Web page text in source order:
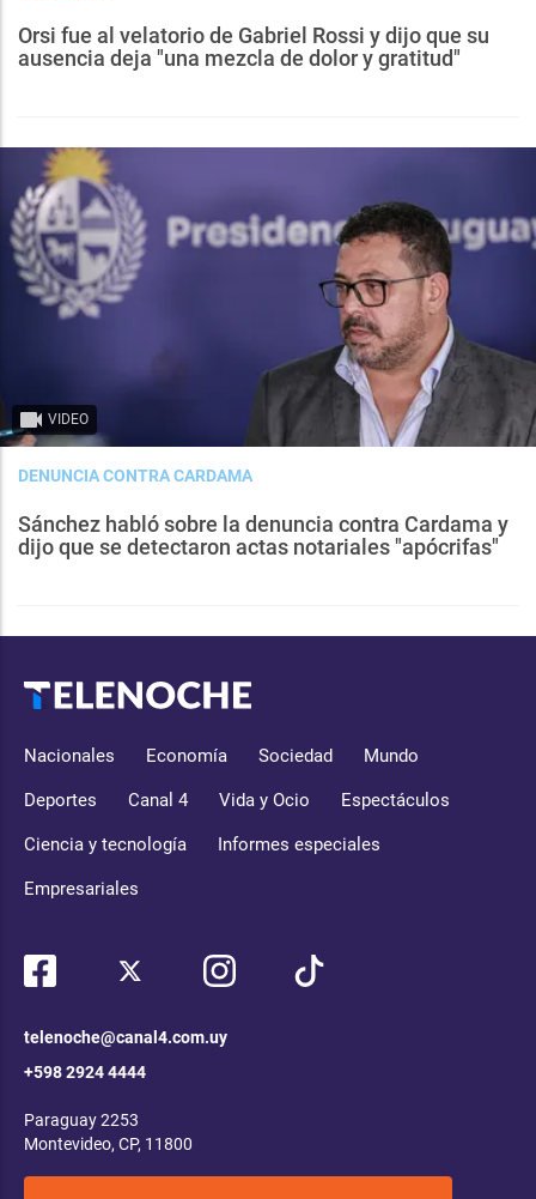
Orsi fue al velatorio de Gabriel Rossi y dijo que su
ausencia deja "una mezcla de dolor y gratitud"
VIDEO
DENUNCIA CONTRA CARDAMA
Sánchez habló sobre la denuncia contra Cardama y
dijo que se detectaron actas notariales "apócrifas"
Nacionales Economía Sociedad Mundo
Deportes Canal 4 Vida y Ocio Espectáculos
Ciencia y tecnología Informes especiales
Empresariales
telenoche@canal4.com.uy
+598 2924 4444
Paraguay 2253
Montevideo, CP, 11800